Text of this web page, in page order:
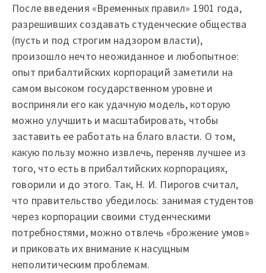
После введения «Временных правил» 1901 года,
разрешивших создавать студенческие общества
(пусть и под строгим надзором власти),
произошло нечто неожиданное и любопытное:
опыт прибалтийских корпораций заметили на
самом высоком государственном уровне и
восприняли его как удачную модель, которую
можно улучшить и масштабировать, чтобы
заставить ее работать на благо власти. О том,
какую пользу можно извлечь, переняв лучшее из
того, что есть в прибалтийских корпорациях,
говорили и до этого. Так, Н. И. Пирогов считал,
что правительство убедилось: занимая студентов
через корпорации своими студенческими
потребностями, можно отвлечь «брожение умов»
и приковать их внимание к насущным
неполитическим проблемам.